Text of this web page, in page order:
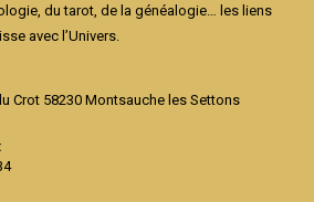
du tarot, de la généalogie… les liens
avec l’Univers.
Crot 58230 Montsauche les Settons